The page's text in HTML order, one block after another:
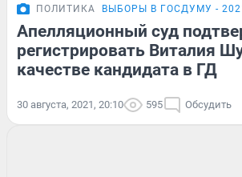
ПОЛИТИКА ВЫБОРЫ В ГОСДУМУ -
Апелляционный суд
регистрировать Виталия
качестве кандидата в ГД
30 августа, 2021, 20:10 595 Обсудить